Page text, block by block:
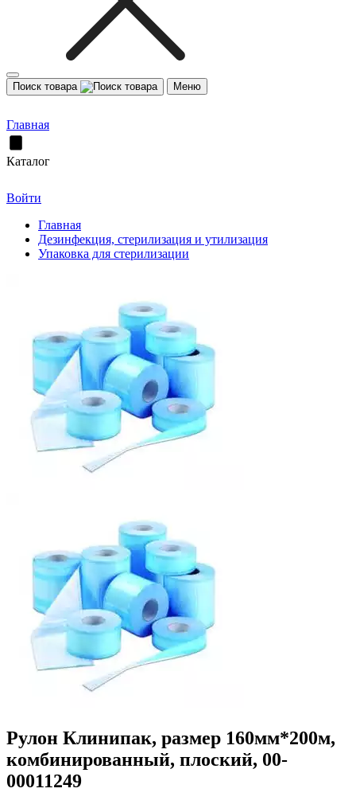
Поиск товара Меню
Главная
Каталог
Войти
Главная
Дезинфекция, стерилизация и утилизация
Упаковка для стерилизации
Рулон Клинипак, размер 160мм*200м,
комбинированный, плоский, 00-
00011249